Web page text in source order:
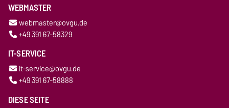
WEBMASTER
webmaster@ovgu.de
+49 391 67-58329
IT-SERVICE
it-service@ovgu.de
+49 391 67-58888
DIESE SEITE